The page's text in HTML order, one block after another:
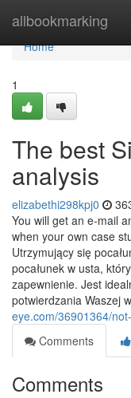
allbookmarking
Home
Home
1
The best
analysis
elizabethi298kpj0
You will get an e-mail
when your own case
Utrzymujący się
pocałunek w usta,
zapewnienie. Jest
potwierdzania Waszej
eye.com/36901364/
Comments
Comments